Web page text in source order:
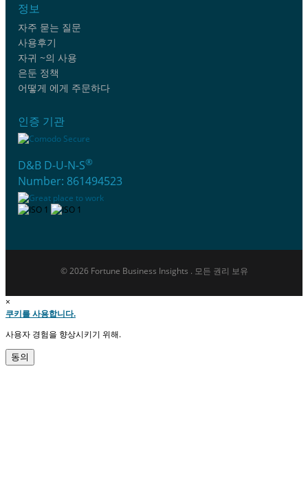
정보
자주 묻는 질문
사용후기
자귀 ~의 사용
은둔 정책
어떻게 에게 주문하다
인증 기관
D&B D-U-N-S®
Number: 861494523
© 2026 Fortune Business Insights . 모든 권리 보유
×
쿠키를 사용합니다.
사용자 경험을 향상시키기 위해.
동의